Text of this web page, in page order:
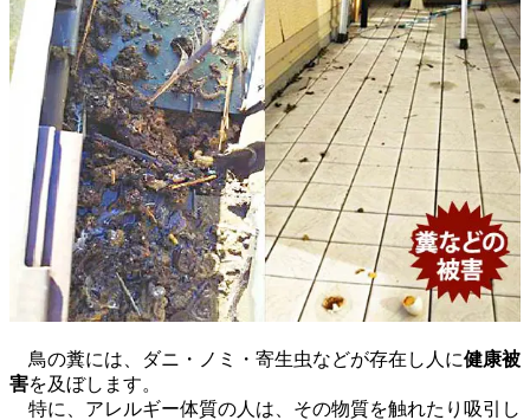
鳥の糞には、ダニ・ノミ・寄生虫などが存在し人に健康被
害を及ぼします。
特に、アレルギー体質の人は、その物質を触れたり吸引し